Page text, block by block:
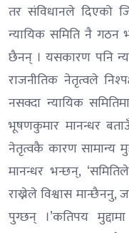
तर संविधानले दिएको
न्यायिक समिति नै
छैनन् । यसकारण पनि
राजनीतिक नेतृत्वले
नसक्दा न्यायिक
भूषणकुमार मानन्धर
नेतृत्वकै कारण सामान्य
मानन्धर भन्छन्,
राख्नेले विश्वास मान्छैननु,
पुग्छन् ।’कतिपय